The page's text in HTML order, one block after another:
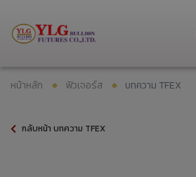
หน้าหลัก ฟิวเจอร์ส บทความ TFEX
กลับหน้า บทความ TFEX